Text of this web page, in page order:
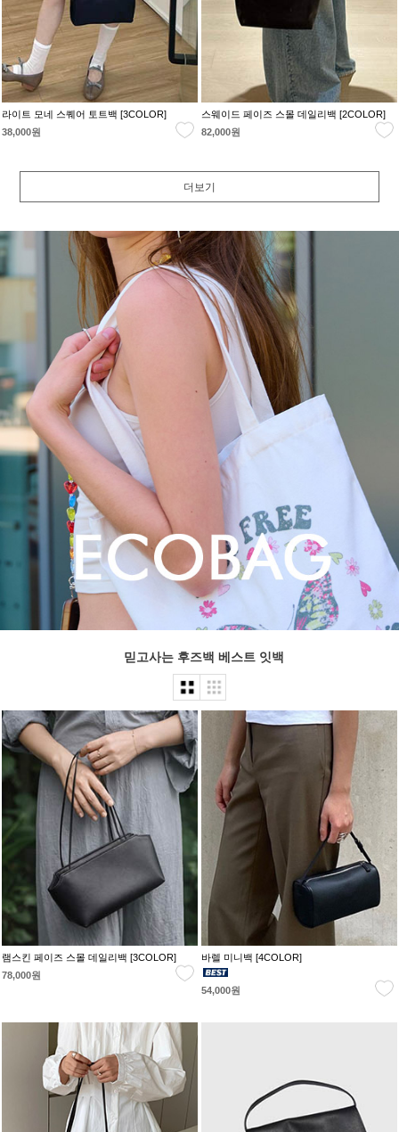
라이트 모네 스퀘어 토트백 [3COLOR]
38,000원
스웨이드 페이즈 스몰 데일리백 [2COLOR]
82,000원
더보기
믿고사는 후즈백 베스트 잇백
램스킨 페이즈 스몰 데일리백 [3COLOR]
78,000원
바렐 미니백 [4COLOR]
54,000원